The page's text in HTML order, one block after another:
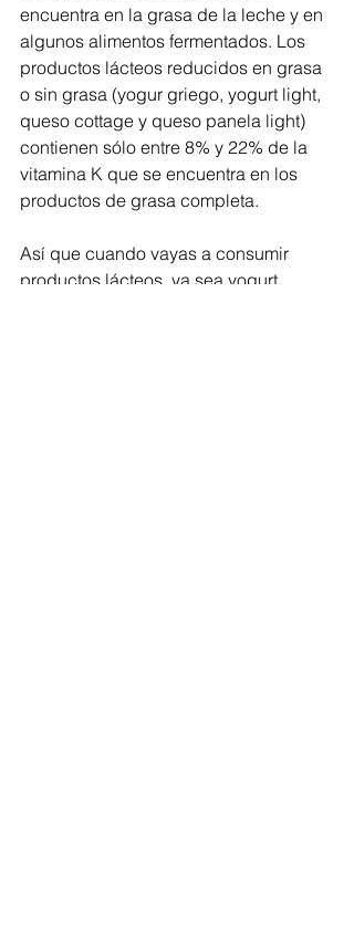
encuentra en la grasa de la leche y en
algunos alimentos fermentados. Los
productos lácteos reducidos en grasa
o sin grasa (yogur griego, yogurt light,
queso cottage y queso panela light)
contienen sólo entre 8% y 22% de la
vitamina K que se encuentra en los
productos de grasa completa.
Así que cuando vayas a consumir
productos lácteos, ya sea yogurt,